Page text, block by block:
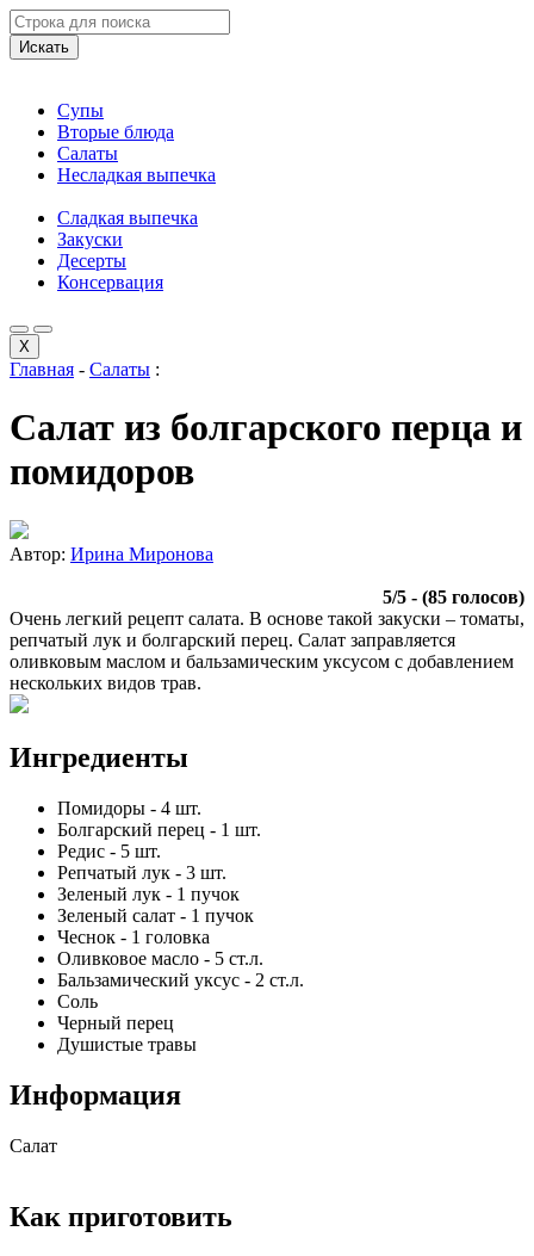
Искать
Супы
Вторые блюда
Салаты
Несладкая выпечка
Сладкая выпечка
Закуски
Десерты
Консервация
X
Главная - Салаты :
Салат из болгарского перца и
помидоров
Автор: Ирина Миронова
5/5 - (85 голосов)
Очень легкий рецепт салата. В основе такой закуски – томаты,
репчатый лук и болгарский перец. Салат заправляется
оливковым маслом и бальзамическим уксусом с добавлением
нескольких видов трав.
Ингредиенты
Помидоры - 4 шт.
Болгарский перец - 1 шт.
Редис - 5 шт.
Репчатый лук - 3 шт.
Зеленый лук - 1 пучок
Зеленый салат - 1 пучок
Чеснок - 1 головка
Оливковое масло - 5 ст.л.
Бальзамический уксус - 2 ст.л.
Соль
Черный перец
Душистые травы
Информация
Салат
Как приготовить